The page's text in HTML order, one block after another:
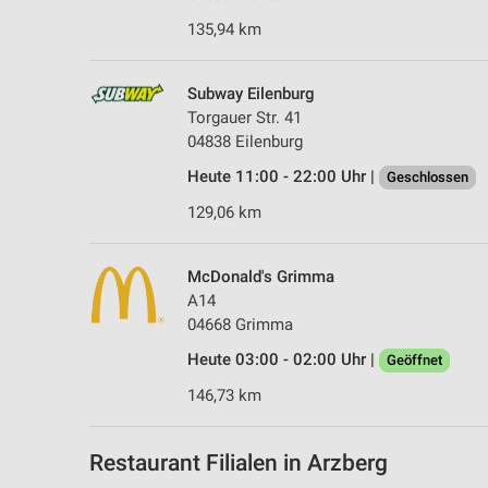
135,94 km
Subway Eilenburg
Torgauer Str. 41
04838 Eilenburg
Heute 11:00 - 22:00 Uhr |
Geschlossen
129,06 km
McDonald's Grimma
A14
04668 Grimma
Heute 03:00 - 02:00 Uhr |
Geöffnet
146,73 km
Restaurant Filialen in Arzberg